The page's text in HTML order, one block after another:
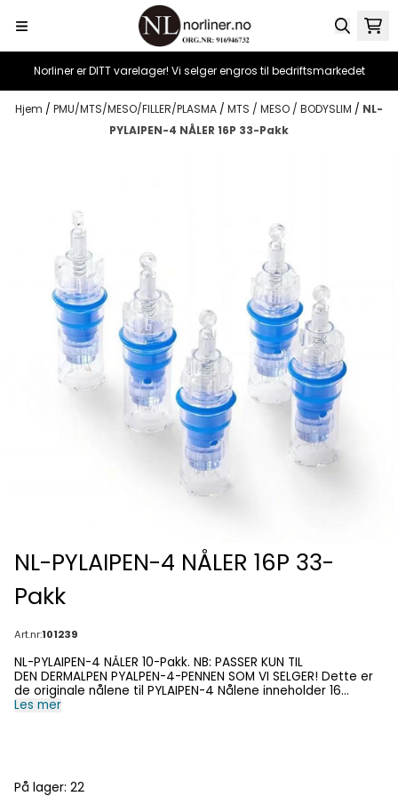
Hopp til innhold
Norliner er DITT varelager! Vi selger engros til bedriftsmarkedet
Hjem / PMU/MTS/MESO/FILLER/PLASMA / MTS / MESO / BODYSLIM / NL-
PYLAIPEN-4 NÅLER 16P 33-Pakk
NL-PYLAIPEN-4 NÅLER 16P 33-
Pakk
Art.nr:101239
NL-PYLAIPEN-4 NÅLER 10-Pakk. NB: PASSER KUN TIL
DEN DERMALPEN PYALPEN-4-PENNEN SOM VI SELGER! Dette er
de originale nålene til PYLAIPEN-4 Nålene inneholder 16
spisser, som er den mest brukte. Nålene kan justeres i dybde
økt produksjon av kollagen og elastin. Hvordan virker det?
Les mer
På lager: 22